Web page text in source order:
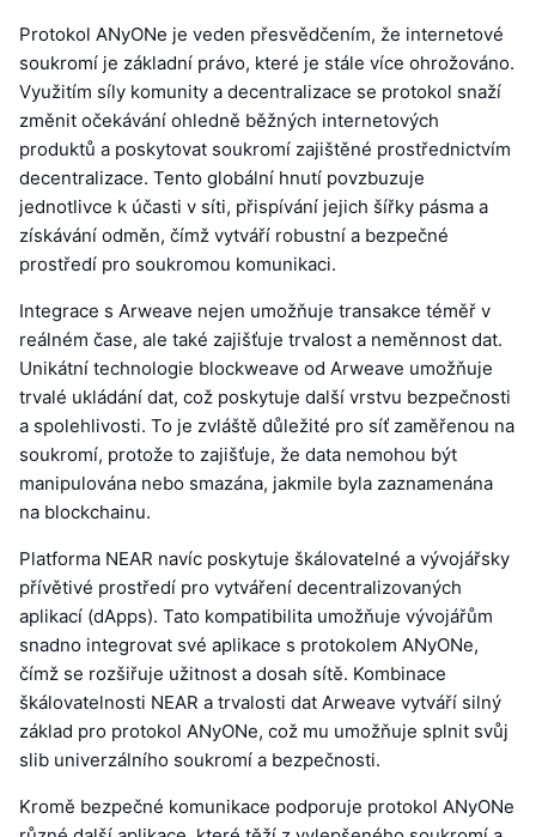
Protokol ANyONe je veden přesvědčením, že internetové
soukromí je základní právo, které je stále více ohrožováno.
Využitím síly komunity a decentralizace se protokol snaží
změnit očekávání ohledně běžných internetových
produktů a poskytovat soukromí zajištěné prostřednictvím
decentralizace. Tento globální hnutí povzbuzuje
jednotlivce k účasti v síti, přispívání jejich šířky pásma a
získávání odměn, čímž vytváří robustní a bezpečné
prostředí pro soukromou komunikaci.
Integrace s Arweave nejen umožňuje transakce téměř v
reálném čase, ale také zajišťuje trvalost a neměnnost dat.
Unikátní technologie blockweave od Arweave umožňuje
trvalé ukládání dat, což poskytuje další vrstvu bezpečnosti
a spolehlivosti. To je zvláště důležité pro síť zaměřenou na
soukromí, protože to zajišťuje, že data nemohou být
manipulována nebo smazána, jakmile byla zaznamenána
na blockchainu.
Platforma NEAR navíc poskytuje škálovatelné a vývojářsky
přívětivé prostředí pro vytváření decentralizovaných
aplikací (dApps). Tato kompatibilita umožňuje vývojářům
snadno integrovat své aplikace s protokolem ANyONe,
čímž se rozšiřuje užitnost a dosah sítě. Kombinace
škálovatelnosti NEAR a trvalosti dat Arweave vytváří silný
základ pro protokol ANyONe, což mu umožňuje splnit svůj
slib univerzálního soukromí a bezpečnosti.
Kromě bezpečné komunikace podporuje protokol ANyONe